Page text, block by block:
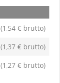
(1,54 € brutto)
(1,37 € brutto)
(1,27 € brutto)